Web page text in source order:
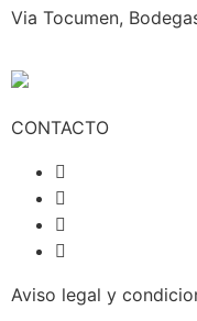
Via Tocumen,
CONTACTO
Aviso legal y